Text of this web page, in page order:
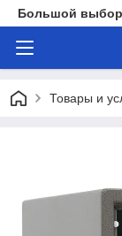
Большой выбор
Товары и